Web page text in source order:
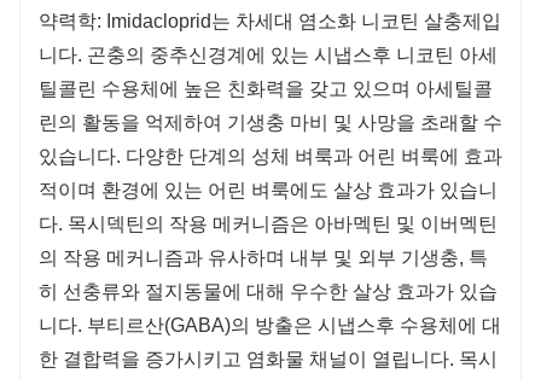
약력학: Imidacloprid는 차세대 염소화 니코틴 살충제입
니다. 곤충의 중추신경계에 있는 시냅스후 니코틴 아세
틸콜린 수용체에 높은 친화력을 갖고 있으며 아세틸콜
린의 활동을 억제하여 기생충 마비 및 사망을 초래할 수
있습니다. 다양한 단계의 성체 벼룩과 어린 벼룩에 효과
적이며 환경에 있는 어린 벼룩에도 살상 효과가 있습니
다. 목시덱틴의 작용 메커니즘은 아바멕틴 및 이버멕틴
의 작용 메커니즘과 유사하며 내부 및 외부 기생충, 특
히 선충류와 절지동물에 대해 우수한 살상 효과가 있습
니다. 부티르산(GABA)의 방출은 시냅스후 수용체에 대
한 결합력을 증가시키고 염화물 채널이 열립니다. 목시